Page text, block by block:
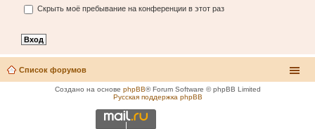
Скрыть моё пребывание на конференции в этот раз
Список форумов
Создано на основе phpBB® Forum Software © phpBB Limited
Русская поддержка phpBB